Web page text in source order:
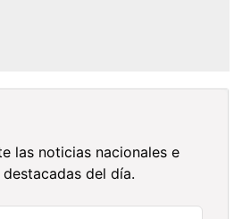
las noticias nacionales e
del día.